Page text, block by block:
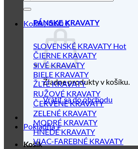
Košík /0.00€
Žiadne produkty v košíku.
Vrátiť sa do obchodu
Pokladňa+
Košík
PÁNSKE KRAVATY
SLOVENSKÉ KRAVATY
ČIERNE KRAVATY
SIVÉ KRAVATY
BIELE KRAVATY
ŽLTÉ KRAVATY
RUŽOVÉ KRAVATY
ČERVENÉ KRAVATY
ZELENÉ KRAVATY
MODRÉ KRAVATY
HNEDÉ KRAVATY
VIAC-FAREBNÉ KRAVATY